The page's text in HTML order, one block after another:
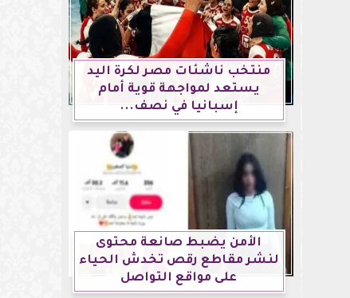
منتخب ناشئات مصر لكرة اليد
يستعد لمواجهة قوية أمام
إسبانيا في نصف...
الأمن يضبط صانعة محتوى
لنشر مقاطع رقص تخدش الحياء
على مواقع التواصل